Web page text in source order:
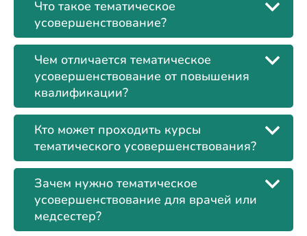
Что такое тематическое
усовершенствование?
Чем отличается тематическое
усовершенствование от повышения
квалификации?
Кто может проходить курсы
тематического усовершенствования?
Зачем нужно тематическое
усовершенствование для врачей или
медсестер?